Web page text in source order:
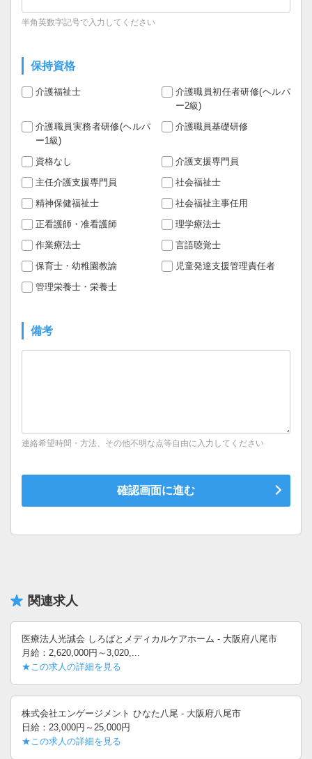
半角英数字記号で入力してください
保持資格
介護福祉士
介護職員初任者研修(ヘルパ
ー2級)
介護職員実務者研修(ヘルパ
ー1級)
介護職員基礎研修
資格なし
介護支援専門員
主任介護支援専門員
社会福祉士
精神保健福祉士
社会福祉主事任用
正看護師・准看護師
理学療法士
作業療法士
言語聴覚士
保育士・幼稚園教諭
児童発達支援管理責任者
管理栄養士・栄養士
備考
連絡希望時間・方法、その他不明な点等自由に入力してください
関連求人
医療法人光誠会 しろばとメディカルケアホーム - 大阪府八尾市
月給：2,620,000円～3,020,...
★この求人の詳細を見る
株式会社エンゲージメント ひなた八尾 - 大阪府八尾市
日給：23,000円～25,000円
★この求人の詳細を見る